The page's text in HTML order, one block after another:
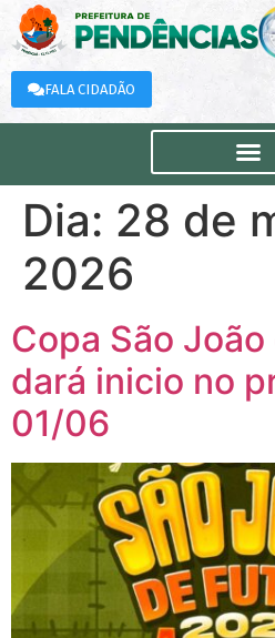
FALA CIDADÃO
Dia: 28 de
2026
Copa São
dará inicio no
01/06